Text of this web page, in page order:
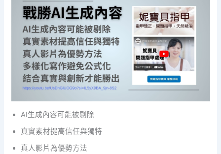
AI生成內容可能被剔除
真實素材提高信任與獨特
真人影片為優勢方法